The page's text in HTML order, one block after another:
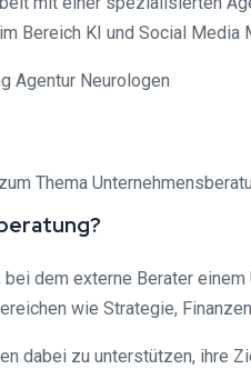
Bereich KI und Social Media
Thema
dem externe Berater
wie Strategie,
dabei zu unterstützen,